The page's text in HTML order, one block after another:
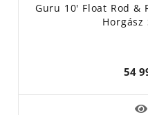
Guru 10' Float Rod &
Horgász
54